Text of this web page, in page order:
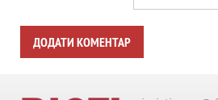
ДОДАТИ КОМЕНТАР